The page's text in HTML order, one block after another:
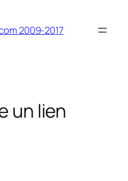
2009-2017
un lien